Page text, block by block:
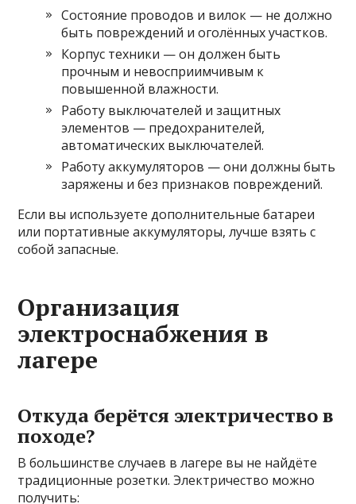
Состояние проводов и вилок — не должно
быть повреждений и оголённых участков.
Корпус техники — он должен быть
прочным и невосприимчивым к
повышенной влажности.
Работу выключателей и защитных
элементов — предохранителей,
автоматических выключателей.
Работу аккумуляторов — они должны быть
заряжены и без признаков повреждений.
Если вы используете дополнительные батареи
или портативные аккумуляторы, лучше взять с
собой запасные.
Организация
электроснабжения в
лагере
Откуда берётся электричество в
походе?
В большинстве случаев в лагере вы не найдёте
традиционные розетки. Электричество можно
получить: